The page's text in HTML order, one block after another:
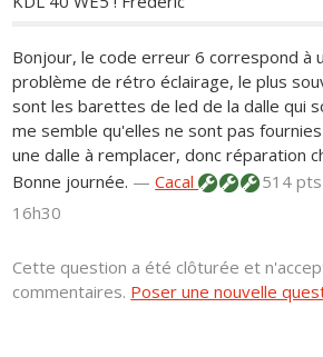
Bonjour, le code erreur 6 correspond à
problème de rétro éclairage, le plus
sont les barettes de led de la dalle qui
me semble qu'elles ne sont pas
une dalle à remplacer, donc réparation
Bonne journée. —Cacal 514
16h30
Cette question a été clôturée et
commentaires. Poser une nouvelle